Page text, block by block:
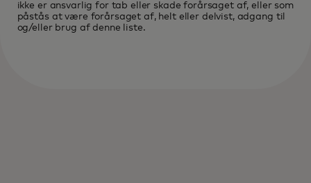
ikke er ansvarlig for tab eller skade forårsaget af, eller som
påstås at være forårsaget af, helt eller delvist, adgang til
og/eller brug af denne liste.